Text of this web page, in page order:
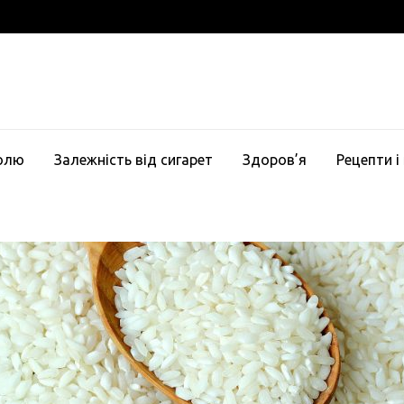
Залежність від сигарет Здоров’я Рецепти